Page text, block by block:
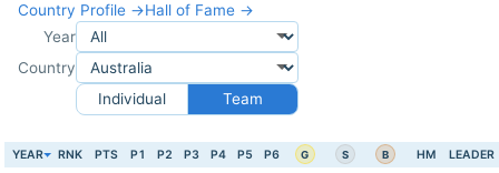
Country Profile →Hall of Fame →
Year
Country
Individual
Team
YEAR RNK PTS P1 P2 P3 P4 P5 P6 G S B HM LEADER